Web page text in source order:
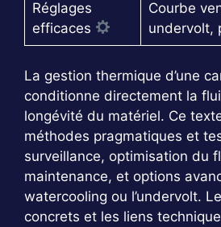
Réglages
efficaces
Courbe
undervolt,
La gestion thermique d’une
conditionne directement la
longévité du matériel. Ce
méthodes pragmatiques et
surveillance, optimisation du
maintenance, et options
watercooling ou l’undervolt.
concrets et les liens